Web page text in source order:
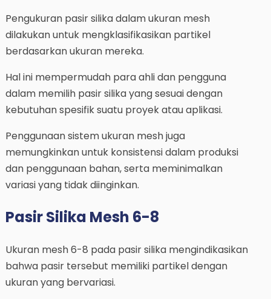
Pengukuran pasir silika dalam ukuran mesh
dilakukan untuk mengklasifikasikan partikel
berdasarkan ukuran mereka.
Hal ini mempermudah para ahli dan pengguna
dalam memilih pasir silika yang sesuai dengan
kebutuhan spesifik suatu proyek atau aplikasi.
Penggunaan sistem ukuran mesh juga
memungkinkan untuk konsistensi dalam produksi
dan penggunaan bahan, serta meminimalkan
variasi yang tidak diinginkan.
Pasir Silika Mesh 6-8
Ukuran mesh 6-8 pada pasir silika mengindikasikan
bahwa pasir tersebut memiliki partikel dengan
ukuran yang bervariasi.